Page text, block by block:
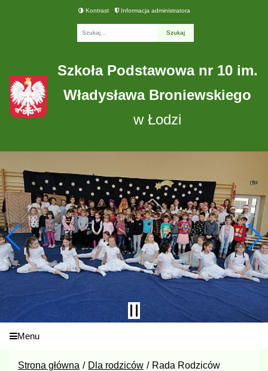
Kontrast Informacja administratora
Szkoła Podstawowa nr 10 im.
Władysława Broniewskiego
w Łodzi
Menu
Strona główna Dla rodziców Rada Rodziców